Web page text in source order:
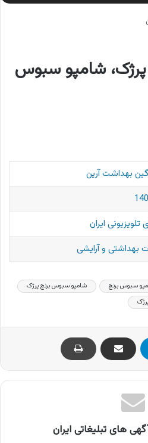
شامپو سبوس
بهداشت آرین
ایران
بهداشتی و آرایشی
سبوس برنج
شامپو سبوس برنج پرژک
های تبلیغاتی ایران